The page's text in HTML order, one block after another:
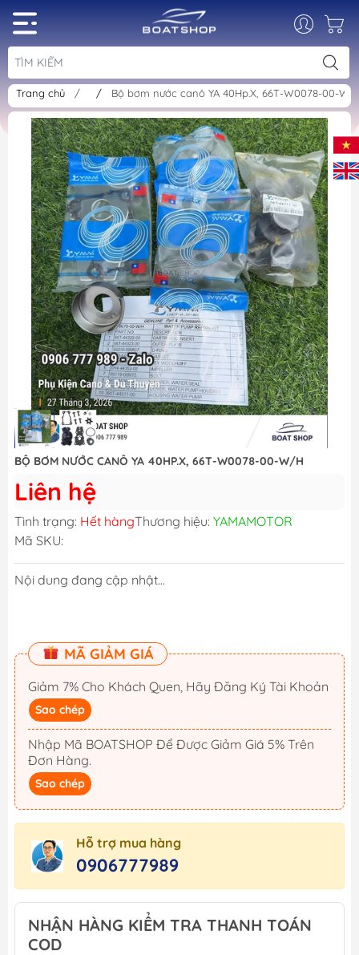
Trang chủ / / Bộ bơm nước canô YA 40Hp.X, 66T-W0078-00-W/
BỘ BƠM NƯỚC CANÔ YA 40HP.X, 66T-W0078-00-W/H
Liên hệ
Tình trạng: Hết hàngThương hiệu: YAMAMOTOR
Mã SKU:
Nội dung đang cập nhật...
MÃ GIẢM GIÁ
Giảm 7% Cho Khách Quen, Hãy Đăng Ký Tài Khoản
Sao chép
Nhập Mã BOATSHOP Để Được Giảm Giá 5% Trên
Đơn Hàng.
Sao chép
Hỗ trợ mua hàng
0906777989
NHẬN HÀNG KIỂM TRA THANH TOÁN
COD